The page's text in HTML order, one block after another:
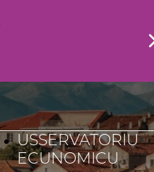
USSERVATORIU
ECUNOMICU